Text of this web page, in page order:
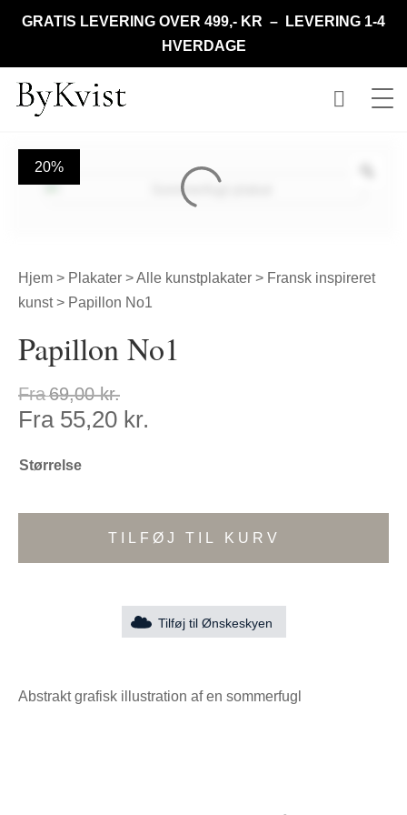
GRATIS LEVERING OVER 499,- KR – LEVERING 1-4
HVERDAGE
20%
Hjem > Plakater >Alle kunstplakater > Fransk inspireret
kunst> Papillon No1
Papillon No1
Fra69,00kr.
Fra 55,20 kr.
Størrelse
TILFØJ TIL KURV
Tilføj til Ønskeskyen
Abstrakt grafisk illustration af en sommerfugl